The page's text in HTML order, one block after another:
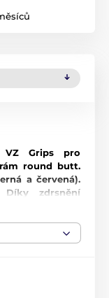
VZ Grips pro
round butt.
a červená).
zdrsnění
50, 51, 60, 63,